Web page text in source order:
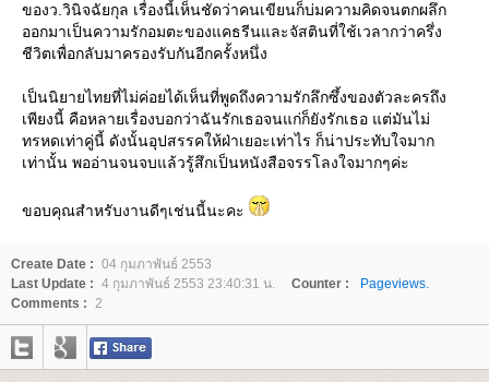
ของว.วินิจฉัยกุล เรื่องนี้เห็นชัดว่าคนเขียนก็บ่มความคิดจนตกผลึก
ออกมาเป็นความรักอมตะของแคธรีนและจัสตินที่ใช้เวลากว่าครึ่ง
ชีวิตเพื่อกลับมาครองรับกันอีกครั้งหนึ่ง
เป็นนิยายไทยที่ไม่ค่อยได้เห็นที่พูดถึงความรักลึกซึ้งของตัวละครถึง
เพียงนี้ คือหลายเรื่องบอกว่าฉันรักเธอจนแก่ก็ยังรักเธอ แต่มันไม่
ทรหดเท่าคู่นี้ ดังนั้นอุปสรรคให้ฝ่าเยอะเท่าไร ก็น่าประทับใจมาก
เท่านั้น พออ่านจนจบแล้วรู้สึกเป็นหนังสือจรรโลงใจมากๆค่ะ
ขอบคุณสำหรับงานดีๆเช่นนี้นะคะ
Create Date : 04 กุมภาพันธ์ 2553
Last Update : 4 กุมภาพันธ์ 2553 23:40:31 น. Counter :
Pageviews.
Comments : 2